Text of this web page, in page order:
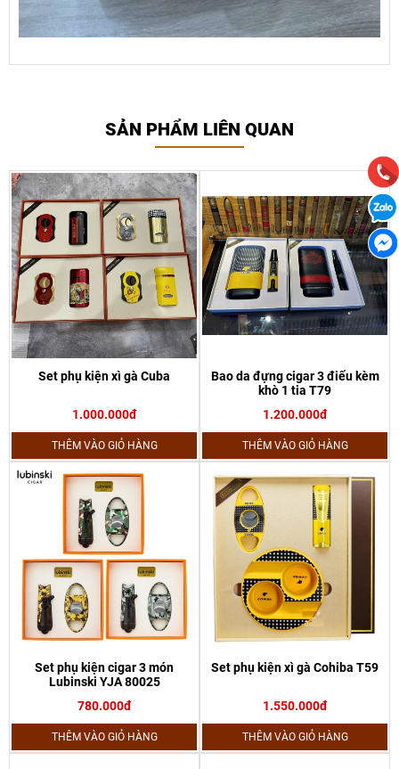
SẢN PHẨM LIÊN QUAN
Set phụ kiện xì gà Cuba
1.000.000đ
THÊM VÀO GIỎ HÀNG
Bao da đựng cigar 3 điếu kèm
khò 1 tia T79
1.200.000đ
THÊM VÀO GIỎ HÀNG
Set phụ kiện cigar 3 món
Lubinski YJA 80025
780.000đ
THÊM VÀO GIỎ HÀNG
Set phụ kiện xì gà Cohiba T59
1.550.000đ
THÊM VÀO GIỎ HÀNG